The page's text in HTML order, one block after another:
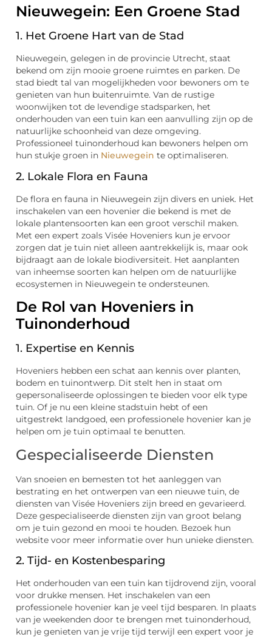
Nieuwegein: Een Groene Stad
1. Het Groene Hart van de Stad
Nieuwegein, gelegen in de provincie Utrecht, staat
bekend om zijn mooie groene ruimtes en parken. De
stad biedt tal van mogelijkheden voor bewoners om te
genieten van hun buitenruimte. Van de rustige
woonwijken tot de levendige stadsparken, het
onderhouden van een tuin kan een aanvulling zijn op de
natuurlijke schoonheid van deze omgeving.
Professioneel tuinonderhoud kan bewoners helpen om
hun stukje groen in Nieuwegein te optimaliseren.
2. Lokale Flora en Fauna
De flora en fauna in Nieuwegein zijn divers en uniek. Het
inschakelen van een hovenier die bekend is met de
lokale plantensoorten kan een groot verschil maken.
Met een expert zoals Visée Hoveniers kun je ervoor
zorgen dat je tuin niet alleen aantrekkelijk is, maar ook
bijdraagt aan de lokale biodiversiteit. Het aanplanten
van inheemse soorten kan helpen om de natuurlijke
ecosystemen in Nieuwegein te ondersteunen.
De Rol van Hoveniers in
Tuinonderhoud
1. Expertise en Kennis
Hoveniers hebben een schat aan kennis over planten,
bodem en tuinontwerp. Dit stelt hen in staat om
gepersonaliseerde oplossingen te bieden voor elk type
tuin. Of je nu een kleine stadstuin hebt of een
uitgestrekt landgoed, een professionele hovenier kan je
helpen om je tuin optimaal te benutten.
Gespecialiseerde Diensten
Van snoeien en bemesten tot het aanleggen van
bestrating en het ontwerpen van een nieuwe tuin, de
diensten van Visée Hoveniers zijn breed en gevarieerd.
Deze gespecialiseerde diensten zijn van groot belang
om je tuin gezond en mooi te houden. Bezoek hun
website voor meer informatie over hun unieke diensten.
2. Tijd- en Kostenbesparing
Het onderhouden van een tuin kan tijdrovend zijn, vooral
voor drukke mensen. Het inschakelen van een
professionele hovenier kan je veel tijd besparen. In plaats
van je weekenden door te brengen met tuinonderhoud,
kun je genieten van je vrije tijd terwijl een expert voor je